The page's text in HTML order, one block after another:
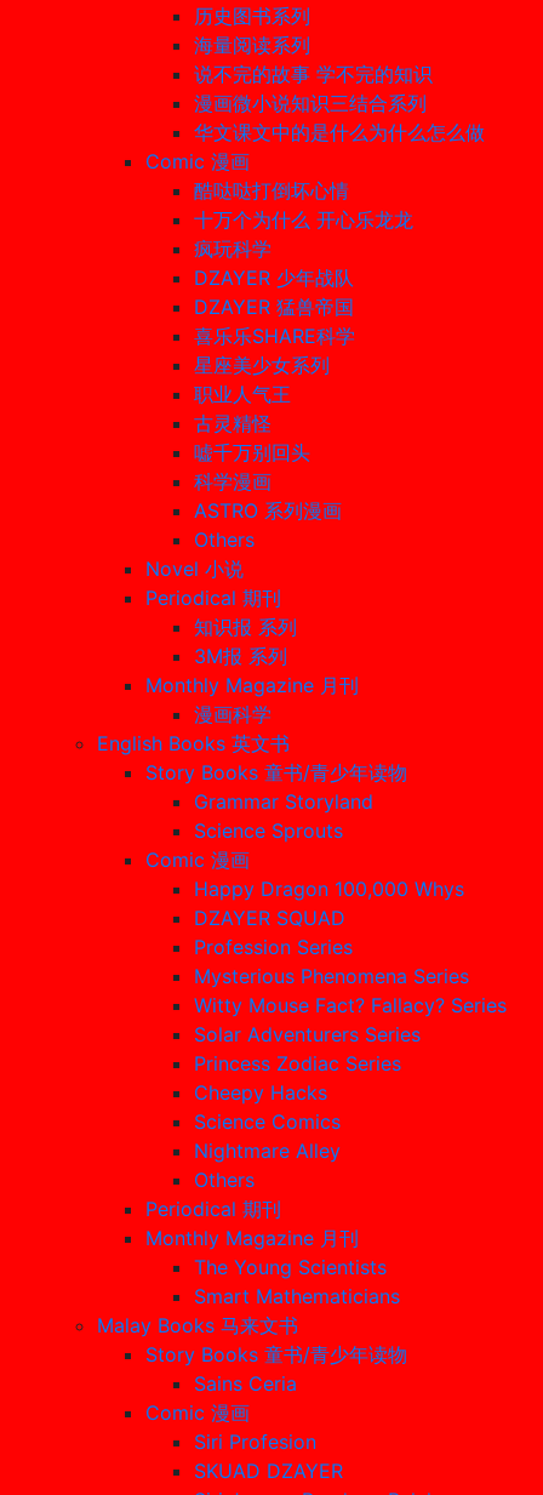
历史图书系列
海量阅读系列
说不完的故事 学不完的知识
漫画微小说知识三结合系列
华文课文中的是什么为什么怎么做
Comic 漫画
酷哒哒打倒坏心情
十万个为什么 开心乐龙龙
疯玩科学
DZAYER 少年战队
DZAYER 猛兽帝国
喜乐乐SHARE科学
星座美少女系列
职业人气王
古灵精怪
嘘千万别回头
科学漫画
ASTRO 系列漫画
Others
Novel 小说
Periodical 期刊
知识报 系列
3M报 系列
Monthly Magazine 月刊
漫画科学
English Books 英文书
Story Books 童书/青少年读物
Grammar Storyland
Science Sprouts
Comic 漫画
Happy Dragon 100,000 Whys
DZAYER SQUAD
Profession Series
Mysterious Phenomena Series
Witty Mouse Fact? Fallacy? Series
Solar Adventurers Series
Princess Zodiac Series
Cheepy Hacks
Science Comics
Nightmare Alley
Others
Periodical 期刊
Monthly Magazine 月刊
The Young Scientists
Smart Mathematicians
Malay Books 马来文书
Story Books 童书/青少年读物
Sains Ceria
Comic 漫画
Siri Profesion
SKUAD DZAYER